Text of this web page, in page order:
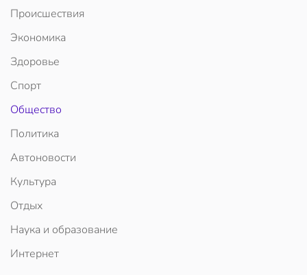
Происшествия
Экономика
Здоровье
Спорт
Общество
Политика
Автоновости
Культура
Отдых
Наука и образование
Интернет